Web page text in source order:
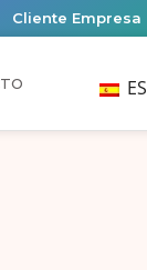
Cliente Empresa
ES